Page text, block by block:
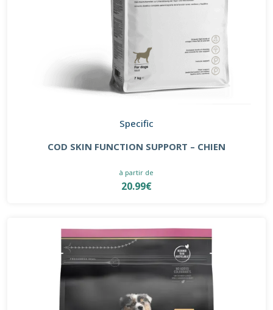
Specific
COD SKIN FUNCTION SUPPORT – CHIEN
à partir de
20.99€